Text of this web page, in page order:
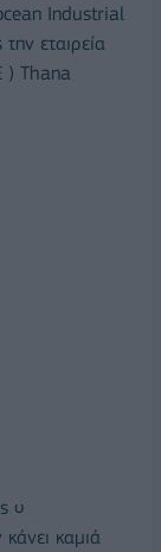
Industrial
εταιρεία
) Τhana
ο
καμιά